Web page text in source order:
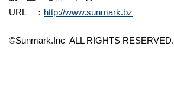
URL ： http://www.sunmark.bz
©Sunmark.Inc ALL RIGHTS RESERVED.